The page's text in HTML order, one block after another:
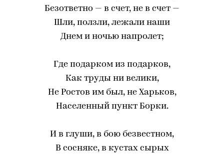
Безответно — в счет, не в счет —
Шли, ползли, лежали наши
Днем и ночью напролет;
Где подарком из подарков,
Как труды ни велики,
Не Ростов им был, не Харьков,
Населенный пункт Борки.
И в глуши, в бою безвестном,
В сосняке, в кустах сырых